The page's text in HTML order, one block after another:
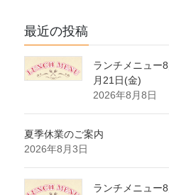
最近の投稿
ランチメニュー
月21日(金)
2026年8月8日
夏季休業のご案内
2026年8月3日
ランチメニュー